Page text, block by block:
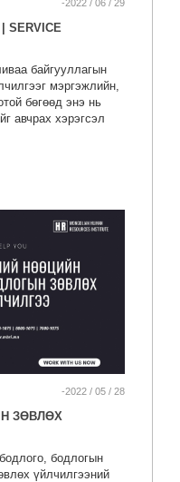
-2022 / 06 / 29
байгууллагын
мэргэжлийн,
бөгөөд энэ нь
авчрах хэрэгсэл
-2022 / 05 / 28
ЗӨВЛӨХ
бодлогын
үйлчилгээний